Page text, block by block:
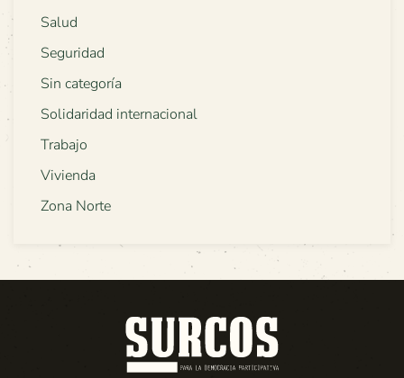
Salud
Seguridad
Sin categoría
Solidaridad internacional
Trabajo
Vivienda
Zona Norte